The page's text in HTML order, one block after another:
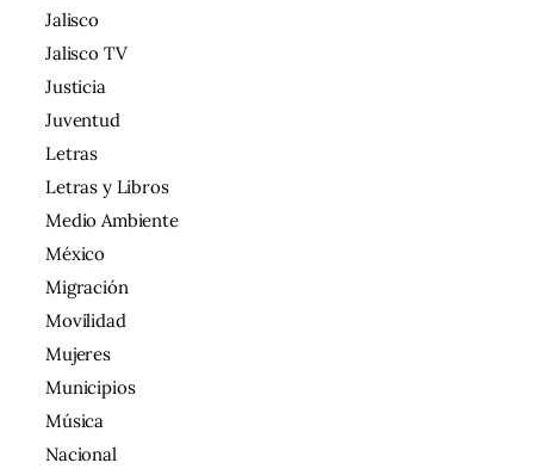
Jalisco
Jalisco TV
Justicia
Juventud
Letras
Letras y Libros
Medio Ambiente
México
Migración
Movilidad
Mujeres
Municipios
Música
Nacional